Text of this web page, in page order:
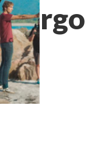
Borgo